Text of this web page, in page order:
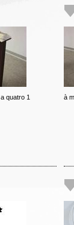
quatro 1 à